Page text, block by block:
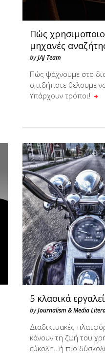
Πώς
μηχανές
byJAJ Team
Πώς ψάχνουμε στο
ο,τιδήποτε θέλουμε
Υπάρχουν τρόποι!
5 κλασικά
byJournalism & Media
Διαδικτυακές
κάνουν τη ζωή του
εύκολη…ή πιο